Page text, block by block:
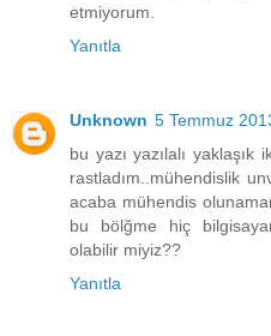
etmiyorum.
Yanıtla
Unknown 5 Temmuz
bu yazı yazılalı yaklaşık
rastladım..mühendislik
acaba mühendis
bu bölğme hiç
olabilir miyiz??
Yanıtla